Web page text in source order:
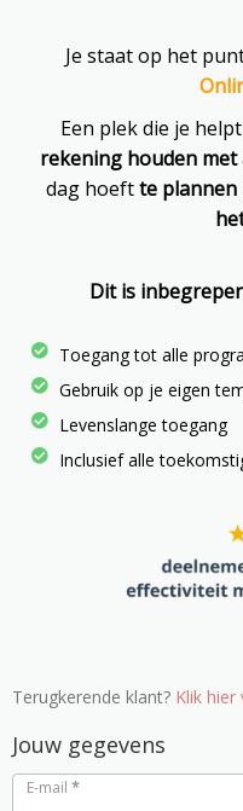
Je staat op het
Een plek die je helpt
rekening houden met
dag hoeftte plannen
Dit is
Toegang tot alle
Gebruik op je eigen
Levenslange toegang
Inclusief alle
Terugkerende klant? Klik
Jouw gegevens
E-mail *